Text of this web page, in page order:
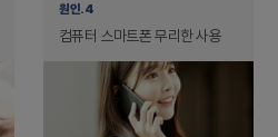
원인.4
컴퓨터 스마트폰 무리한 사용